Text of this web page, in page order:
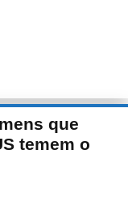
que
temem o